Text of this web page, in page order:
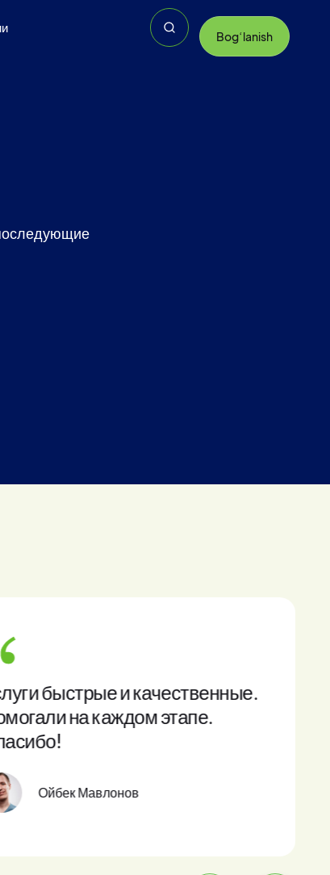
Bogʻlanish
быстрые и качественные.
на каждом этапе.
Ойбек Мавлонов